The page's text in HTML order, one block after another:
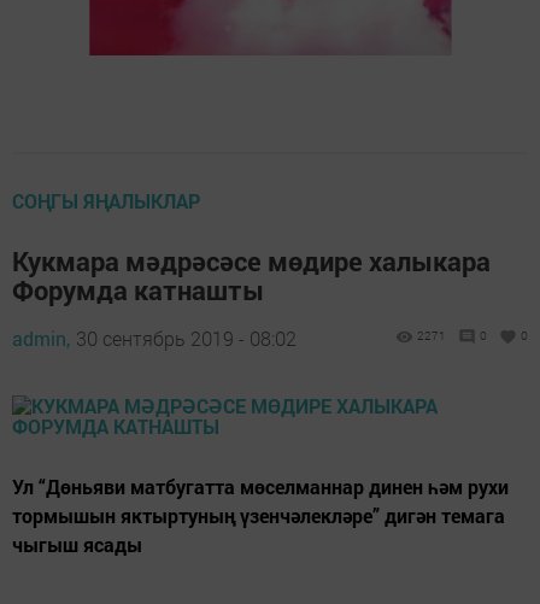
СОҢГЫ ЯҢАЛЫКЛАР
Кукмара мәдрәсәсе мөдире халыкара
Форумда катнашты
admin, 30 сентябрь 2019 - 08:02 2271 0 0
Ул “Дөньяви матбугатта мөселманнар динен һәм рухи
тормышын яктыртуның үзенчәлекләре” дигән темага
чыгыш ясады